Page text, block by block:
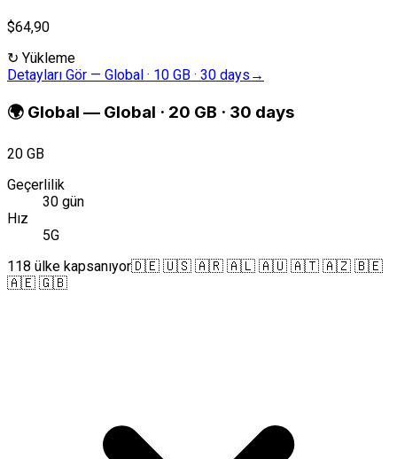
$64,90
↻ Yükleme
Detayları Gör — Global · 10 GB · 30 days →
🌍 Global — Global · 20 GB · 30 days
20 GB
Geçerlilik
30 gün
Hız
5G
118 ülke kapsanıyor🇩🇪 🇺🇸 🇦🇷 🇦🇱 🇦🇺 🇦🇹 🇦🇿 🇧🇪
🇦🇪 🇬🇧